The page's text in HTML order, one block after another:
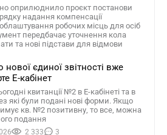
оприлюднило проєкт постанови
надання компенсації
робочих місць для осіб
передбачає уточнення кола
та нові підстави для відмови
єдиної звітності вже
Е-кабінет
квитанції №2 в Е-кабінеті та в
які були подані нові форми. Якщо
кв. №2 позитивну, то все, можна
подання
2 333 3